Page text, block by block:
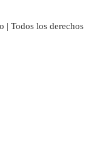
| Todos los derechos